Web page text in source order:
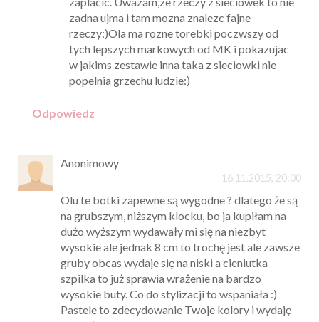
zadna ujma i tam mozna znalezc fajne
rzeczy:)Ola ma rozne torebki poczwszy od
tych lepszych markowych od MK i pokazujac
w jakims zestawie inna taka z sieciowki nie
popelnia grzechu ludzie:)
Odpowiedz
Anonimowy
16.11.2015, 20:00
Olu te botki zapewne są wygodne ? dlatego że są
na grubszym, niższym klocku, bo ja kupiłam na
dużo wyższym wydawały mi się na niezbyt
wysokie ale jednak 8 cm to trochę jest ale zawsze
gruby obcas wydaje się na niski a cieniutka
szpilka to już sprawia wrażenie na bardzo
wysokie buty. Co do stylizacji to wspaniała :)
Pastele to zdecydowanie Twoje kolory i wydaję